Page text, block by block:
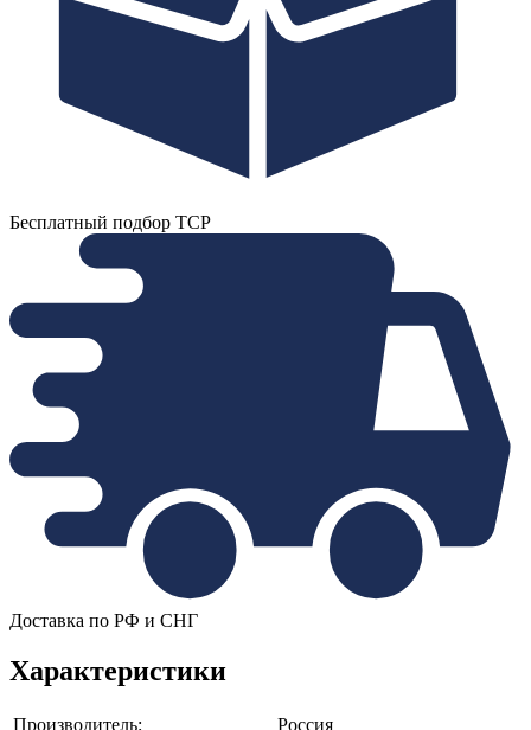
Бесплатный подбор ТСР
Доставка по РФ и СНГ
Характеристики
Производитель:
Россия